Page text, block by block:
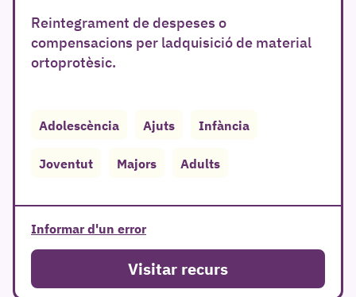
Reintegrament de despeses o
compensacions per ladquisició de material
ortoprotèsic.
Adolescència Ajuts Infància
Joventut Majors Adults
Informar d'un error
Visitar recurs